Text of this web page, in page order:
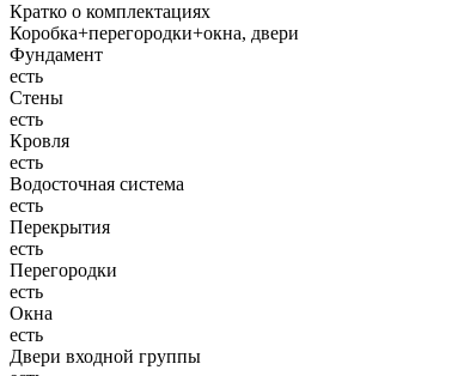
Кратко о комплектациях
Коробка+перегородки+окна, двери
Фундамент
есть
Стены
есть
Кровля
есть
Водосточная система
есть
Перекрытия
есть
Перегородки
есть
Окна
есть
Двери входной группы